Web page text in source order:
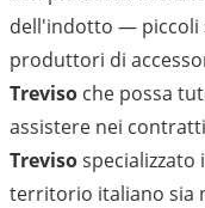
dell'indotto — piccoli
produttori di
Treviso che possa
assistere nei
Trevisospecializzato
territorio italiano sia